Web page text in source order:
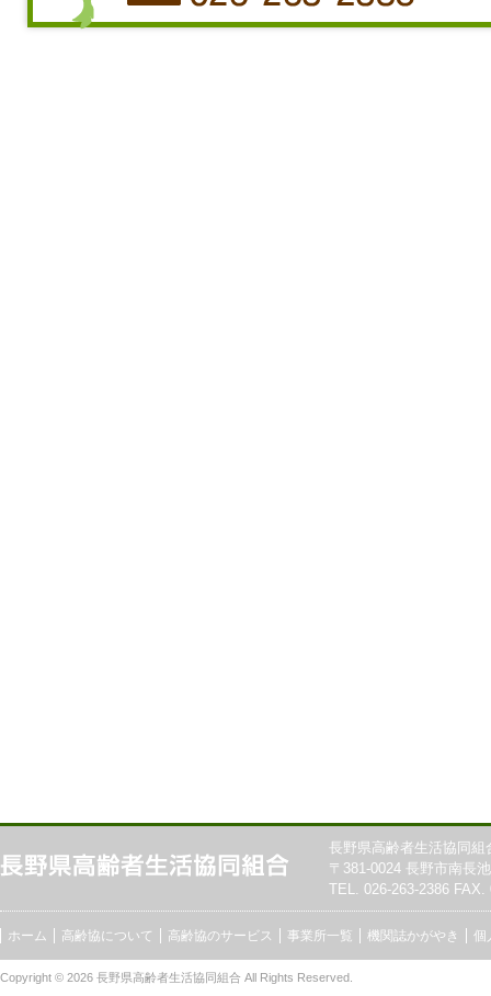
長野県高齢者生活協同組
〒381-0024 長野市南長
TEL. 026-263-2386 FAX.
ホーム 高齢協について 高齢協のサービス 事業所一覧 機関誌かがやき 個
Copyright © 2026 長野県高齢者生活協同組合 All Rights Reserved.